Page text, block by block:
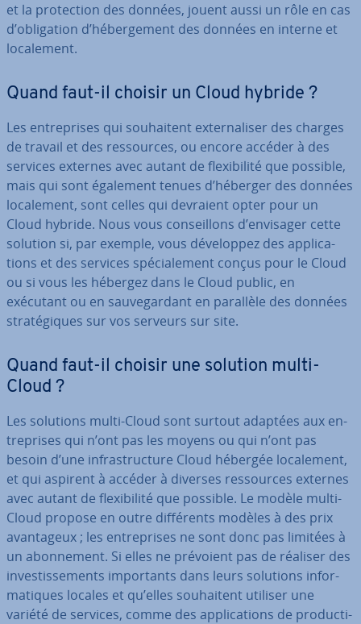
et la pro­tec­tion des données, jouent aussi un rôle en cas
d’obli­ga­tion d’hé­ber­ge­ment des données en interne et
lo­ca­le­ment.
Quand faut-il choisir un Cloud hybride ?
Les en­tre­prises qui sou­hai­tent ex­ter­na­li­ser des charges
de travail et des res­sources, ou encore accéder à des
services externes avec autant de flexi­bi­lité que possible,
mais qui sont également tenues d’héberger des données
lo­ca­le­ment, sont celles qui devraient opter pour un
Cloud hybride. Nous vous con­seil­lons d’envisager cette
solution si, par exemple, vous dé­ve­lop­pez des ap­pli­ca­
tions et des services spé­cia­le­ment conçus pour le Cloud
ou si vous les hébergez dans le Cloud public, en
exécutant ou en sau­ve­gar­dant en parallèle des données
stra­té­giques sur vos serveurs sur site.
Quand faut-il choisir une solution multi-
Cloud ?
Les solutions multi-Cloud sont surtout adaptées aux en­
tre­prises qui n’ont pas les moyens ou qui n’ont pas
besoin d’une in­fras­truc­ture Cloud hébergée lo­ca­le­ment,
et qui aspirent à accéder à diverses res­sources externes
avec autant de flexi­bi­lité que possible. Le modèle multi-
Cloud propose en outre dif­fé­rents modèles à des prix
avan­ta­geux ; les en­tre­prises ne sont donc pas limitées à
un abon­ne­ment. Si elles ne prévoient pas de réaliser des
in­ves­tis­se­ments im­por­tants dans leurs solutions in­for­
ma­tiques locales et qu’elles sou­hai­tent utiliser une
variété de services, comme des ap­pli­ca­tions de pro­duc­ti­